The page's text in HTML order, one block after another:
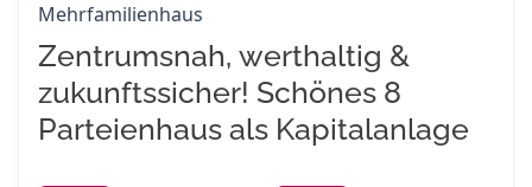
Mehrfamilienhaus
Zentrumsnah, werthaltig &
zukunftssicher! Schönes 8
Parteienhaus als Kapitalanlage